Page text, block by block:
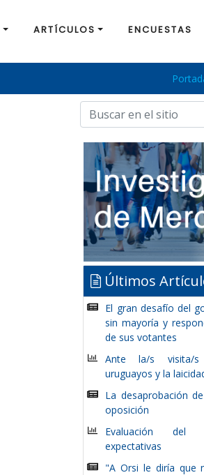
ARTÍCULOS ENCUESTAS
Últimos
El gran desafío del
sin mayoría y
de sus votantes
Ante la/s visita/
uruguayos y la
La desaprobación
oposición
Evaluación del
expectativas
"A Orsi le diría que